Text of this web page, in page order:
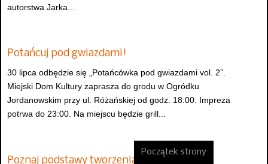
autorstwa Jarka...
Potańcuj pod gwiazdami!
30 lipca odbędzie się „Potańcówka pod gwiazdami vol. 2”.
Miejski Dom Kultury zaprasza do grodu w Ogródku
Jordanowskim przy ul. Różańskiej od godz. 18:00. Impreza
potrwa do 23:00. Na miejscu będzie grill...
Poznaj podstawy tworzenia muralu!
Początek strony